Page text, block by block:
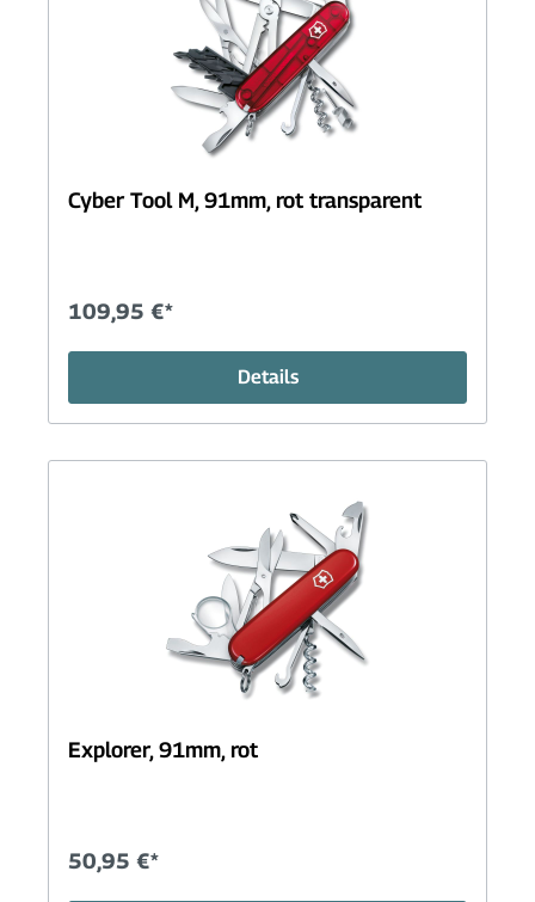
Cyber Tool M, 91mm, rot transparent
109,95 €*
Details
Explorer, 91mm, rot
50,95 €*